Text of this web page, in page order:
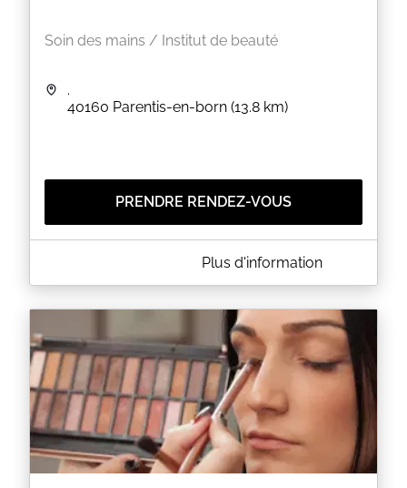
Soin des mains / Institut de beauté
.
40160 Parentis-en-born (13.8 km)
PRENDRE RENDEZ-VOUS
A PROPOS DE DOUCE ' HEURE POUR SOI
Pose d'ongle en GEL et le semi-permament,
EN SAVOIR PLUS
Plus d'information